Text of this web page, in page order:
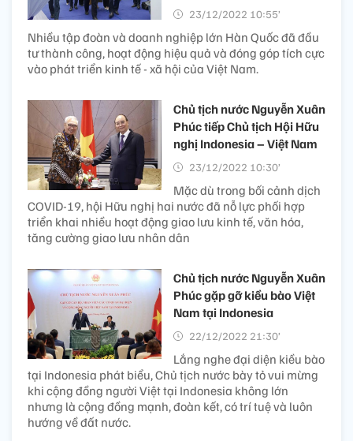
23/12/2022 10:55’
Nhiều tập đoàn và doanh nghiệp lớn Hàn Quốc đã đầu
tư thành công, hoạt động hiệu quả và đóng góp tích cực
vào phát triển kinh tế - xã hội của Việt Nam.
Chủ tịch nước Nguyễn Xuân
Phúc tiếp Chủ tịch Hội Hữu
nghị Indonesia – Việt Nam
23/12/2022 10:30’
Mặc dù trong bối cảnh dịch
COVID-19, hội Hữu nghị hai nước đã nỗ lực phối hợp
triển khai nhiều hoạt động giao lưu kinh tế, văn hóa,
tăng cường giao lưu nhân dân
Chủ tịch nước Nguyễn Xuân
Phúc gặp gỡ kiều bào Việt
Nam tại Indonesia
22/12/2022 21:30’
Lắng nghe đại diện kiều bào
tại Indonesia phát biểu, Chủ tịch nước bày tỏ vui mừng
khi cộng đồng người Việt tại Indonesia không lớn
nhưng là cộng đồng mạnh, đoàn kết, có trí tuệ và luôn
hướng về đất nước.